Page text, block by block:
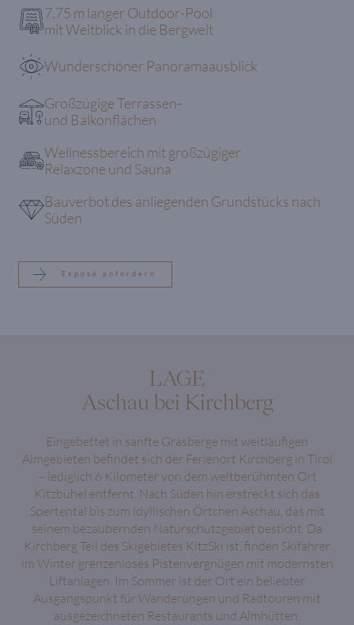
7,75 m langer Outdoor-Pool
mit Weitblick in die Bergwelt
Wunderschöner Panoramaausblick
Großzügige Terrassen-
und Balkonflächen
Wellnessbereich mit großzügiger
Relaxzone und Sauna
Bauverbot des anliegenden Grundstücks nach
Süden
Exposé anfordern
LAGE
Aschau bei Kirchberg
Eingebettet in sanfte Grasberge mit weitläufigen
Almgebieten befindet sich der Ferienort Kirchberg in Tirol
– lediglich 6 Kilometer von dem weltberühmten Ort
Kitzbühel entfernt. Nach Süden hin erstreckt sich das
Spertental bis zum idyllischen Örtchen Aschau, das mit
seinem bezaubernden Naturschutzgebiet besticht. Da
Kirchberg Teil des Skigebietes KitzSki ist, finden Skifahrer
im Winter grenzenloses Pistenvergnügen mit modernsten
Liftanlagen. Im Sommer ist der Ort ein beliebter
Ausgangspunkt für Wanderungen und Radtouren mit
ausgezeichneten Restaurants und Almhütten.